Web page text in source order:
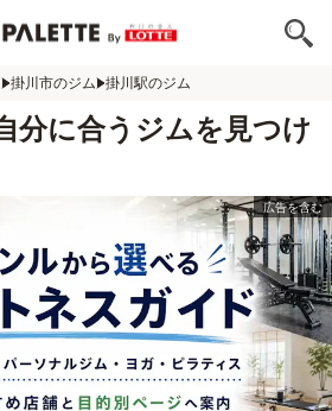
掛川市のジム 掛川駅のジム
分に合うジムを見つけ